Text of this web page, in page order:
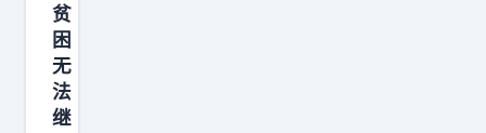
贫
困
无
法
继